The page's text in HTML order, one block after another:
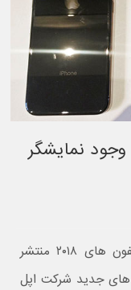
تصاویر ماکت آیفون های ۲۰۱۸ وجود نمایشگر
ویدیوی نگاه نزدیک و تصاویر ماکت آیفون های ۲۰۱۸ منتشر
جدید شرکت اپل